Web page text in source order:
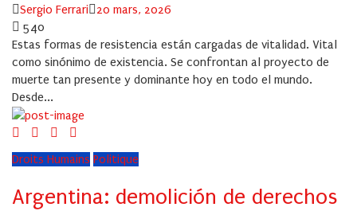
Author
Sergio Ferrari
Posted
20 mars, 2026
540
Estas formas de resistencia están cargadas de vitalidad. Vital
como sinónimo de existencia. Se confrontan al proyecto de
muerte tan presente y dominante hoy en todo el mundo.
Desde...
Droits Humains Politique
Argentina: demolición de derechos